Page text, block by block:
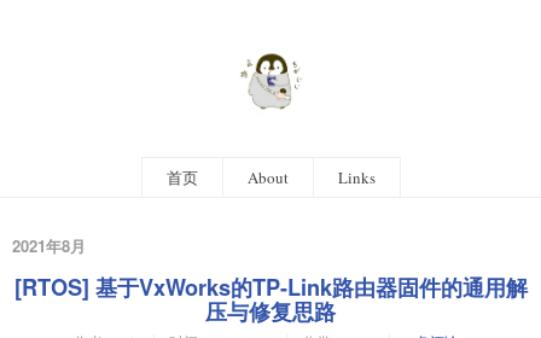
首页 About Links
2021年8月
[RTOS] 基于VxWorks的TP-Link路由器固件的通用解
压与修复思路